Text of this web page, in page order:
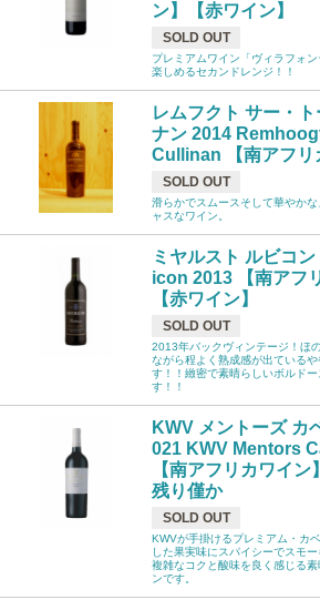
ン】【赤ワイン】
SOLD OUT
プレミアムワイン「ヴィラフォ
楽しめるセカンドレンジ！！
レムフクト サー・ト
ナン 2014
Cullinan 【南アフリ
SOLD OUT
滑らかでスムースそして華やか
ャスなワイン。
ミヤルスト ルビコ
icon 2013 【南アフ
【赤ワイン】
SOLD OUT
2013年バックヴィンテージ！ほ
ながら程よく熟成感が出ている
す！！緻密で素晴らしいボルド
す！！
KWV メントーズ カ
021 KWV Mentors
【南アフリカワイン
残り僅か
SOLD OUT
KWVが手掛けるプレミアム・カ
した果実味にスパイシーでスモー
複雑なコクと酸味を良く感じる
ンです。